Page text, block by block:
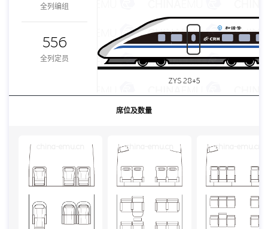
全列编组
556
全列定员
ZYS 28+5
席位及数量
china-emu.cn china-emu.cn